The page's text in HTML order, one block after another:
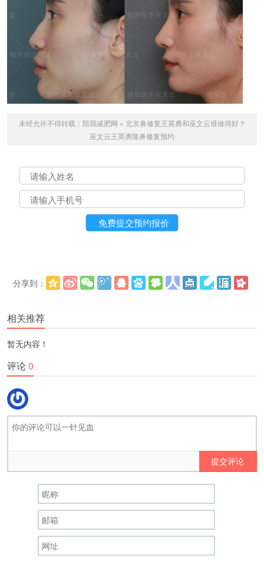
未经允许不得转载： 陪我减肥网 » 北京鼻修复王英勇和巫文云谁做得好？
巫文云王英勇隆鼻修复预约
分享到：
相关推荐
暂无内容！
评论0
提交评论